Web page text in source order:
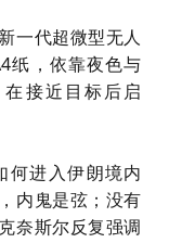
一代超微型无人
纸，依靠夜色与
接近目标后启
何进入伊朗境内
内鬼是弦；没有
奈斯尔反复强调